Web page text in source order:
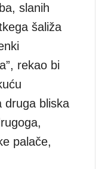
slanih
šaliža
rekao bi
druga bliska
palače,